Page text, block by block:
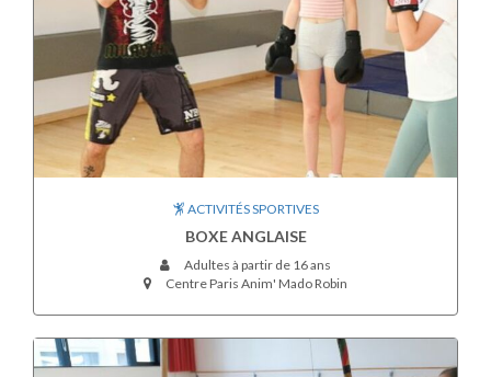
ACTIVITÉS SPORTIVES
BOXE ANGLAISE
Adultes à partir de 16 ans
Centre Paris Anim' Mado Robin